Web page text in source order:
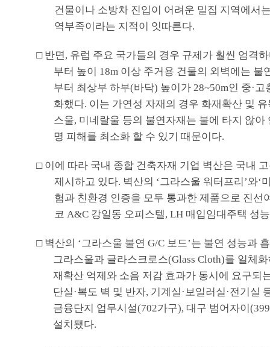
건물이나 소방차 진입이 어려운 밀집 지역에서
역부족이라는 지적이 잇따른다.
□ 반면, 유럽 주요 국가들의 경우 규제가 훨씬 엄격
부터 높이 18m 이상 주거용 건물의 외벽에는 불
부터 최상부 하부(바닥) 높이가28~50m인 중·고
화했다. 이는 가연성 자재의 경우 화재확산 및
스울, 미네랄울 등의 불연자재는 불에 타지 않
명 피해를 최소화 할 수 있기 때문이다.
□ 이에 따라 국내 종합 건축자재 기업 벽산은 국내
제시하고 있다. 벽산의 ‘그라스울 워터프리 ’와‘
험과 친환경 인증을 모두 통과한 제품으로 진선
코 A&C 강일동 오피스텔, LH 매입임대주택 성
□ 벽산의 ‘그라스울 불연 G/C 보드’는 불연 성능과
그라스울과 글라스크로스(Glass Cloth)를 일체
재확산 억제와 소음 저감 효과가 동시에 요구되
단실 ·복도 벽 및 반자, 기계실 ·보일러실 ·전기실
금융단지 업무시설(702가구), 대구 범어자이(399
설치됐다.